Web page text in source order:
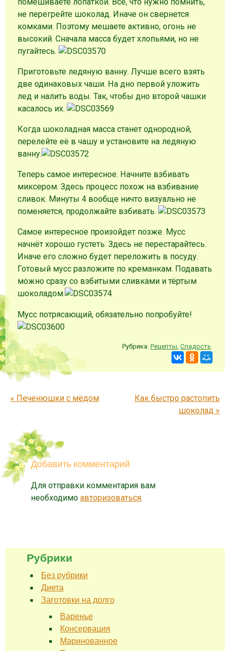
не перегрейте шоколад. Иначе он свернется
комками. Поэтому мешаете активно, огонь не
высокий. Сначала масса будет хлопьями, но не
пугайтесь.
Приготовьте ледяную ванну. Лучше всего взять
две одинаковых чаши. На дно первой уложить
лед и налить воды. Так, чтобы дно второй чашки
касалось их.
Когда шоколадная масса станет однородной,
перелейте её в чашу и установите на ледяную
ванну.
Теперь самое интересное. Начните взбивать
миксером. Здесь процесс похож на взбивание
сливок. Минуты 4 вообще ничто визуально не
поменяется, продолжайте взбивать.
Самое интересное произойдет позже. Мусс
начнёт хорошо густеть. Здесь не перестарайтесь.
Иначе его сложно будет переложить в посуду.
Готовый мусс разложите по креманкам. Подавать
можно сразу со взбитыми сливками и тёртым
шоколадом.
Мусс потрясающий, обязательно попробуйте!
Рубрика: Рецепты Сладость
Запись навигация
« Печенюшки с мёдом
Как быстро растопить
шоколад »
Добавить комментарий
Для отправки комментария вам
необходимо авторизоваться.
Рубрики
Без рубрики
Диета
Заготовки на долго
Варенье
Консервация
Маринованное